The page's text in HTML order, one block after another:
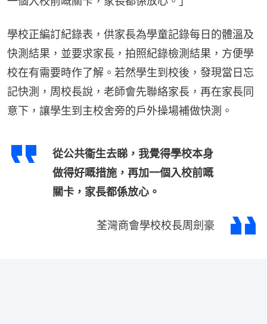
學校正編訂紀錄表，供家長為學童記錄每日的體溫及
快測結果，並要求家長，拍照紀錄檢測結果，方便學
校在有需要時作了解。若然學生到校後，發現當日忘
記快測，周校長說，老師會先聯絡家長，再在家長同
意下，讓學生到主校舍旁的戶外操場補做快測。
從公共衞生去睇，我覺得學校本身
做得好嘅措施，再加一個入校前嘅
關卡，家長都係放心。
荃灣商會學校校長周劍豪